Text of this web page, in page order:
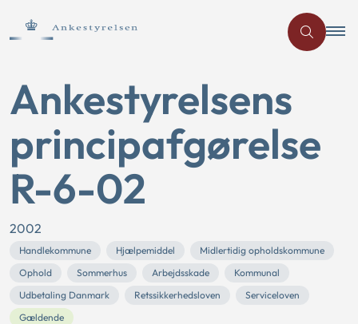
Ankestyrelsens
principafgørelse
R-6-02
2002
Handlekommune Hjælpemiddel
Midlertidig opholdskommune
Ophold
Sommerhus Arbejdsskade
Kommunal
Udbetaling Danmark
Retssikkerhedsloven
Serviceloven
Gældende